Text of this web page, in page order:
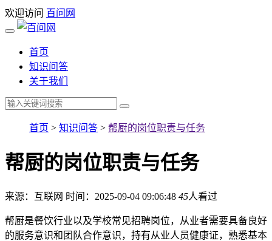
欢迎访问 百问网
首页
知识问答
关于我们
首页 > 知识问答 > 帮厨的岗位职责与任务
帮厨的岗位职责与任务
来源：互联网 时间：2025-09-04 09:06:48 45人看过
帮厨是餐饮行业以及学校常见招聘岗位，从业者需要具备良好
的服务意识和团队合作意识，持有从业人员健康证，熟悉基本